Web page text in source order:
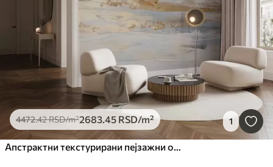
4472.42RSD/m²2683.45 RSD/m² 1
Апстрактни текстурирани пејзажни океански таласи који се разбијају о пешчану плажу, меке пастелне боје, плаво небо са светлим облацима